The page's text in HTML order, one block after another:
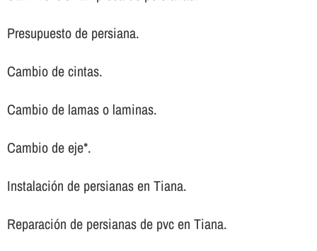
Presupuesto de persiana.
Cambio de cintas.
Cambio de lamas o laminas.
Cambio de eje*.
Instalación de persianas en Tiana.
Reparación de persianas de pvc en Tiana.